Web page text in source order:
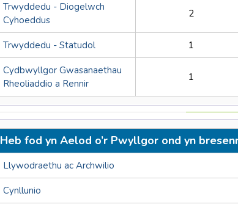
Trwyddedu - Diogelwch
Cyhoeddus
2
Trwyddedu - Statudol 1
Cydbwyllgor Gwasanaethau
Rheoliaddio a Rennir
1
Heb fod yn Aelod o’r Pwyllgor ond yn
Llywodraethu ac Archwilio
Cynllunio